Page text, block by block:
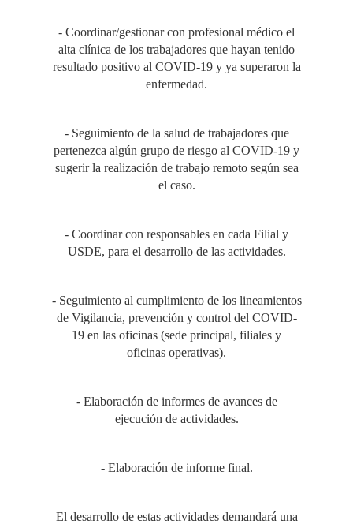
- Coordinar/gestionar con profesional médico el
alta clínica de los trabajadores que hayan tenido
resultado positivo al COVID-19 y ya superaron la
enfermedad.
- Seguimiento de la salud de trabajadores que
pertenezca algún grupo de riesgo al COVID-19 y
sugerir la realización de trabajo remoto según sea
el caso.
- Coordinar con responsables en cada Filial y
USDE, para el desarrollo de las actividades.
- Seguimiento al cumplimiento de los lineamientos
de Vigilancia, prevención y control del COVID-
19 en las oficinas (sede principal, filiales y
oficinas operativas).
- Elaboración de informes de avances de
ejecución de actividades.
- Elaboración de informe final.
El desarrollo de estas actividades demandará una